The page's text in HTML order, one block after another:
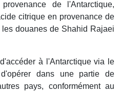
de l'Antarctique,
citrique en provenance de
douanes de Shahid Rajaei
à l'Antarctique via le
dans une partie de
pays, conformément au